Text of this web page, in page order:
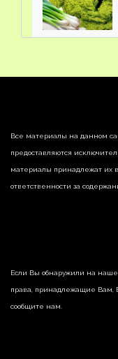
Все материалы на данном
предоставляются
материалы принадлежат их
ответственности за
Если Вы обнаружили на
права, принадлежащие Вам,
сообщите нам.